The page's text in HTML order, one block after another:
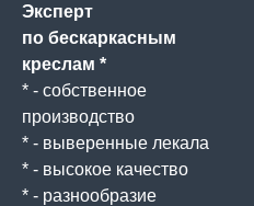
Эксперт
по бескаркасным
креслам *
* - собственное
производство
* - выверенные лекала
* - высокое качество
* - разнообразие